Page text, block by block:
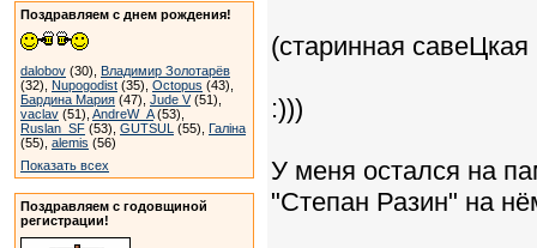
Поздравляем с днем рождения!
dalobov (30), Владимир Золотарёв
(32), Nupogodist (35), Octopus (43),
Бардина Мария (47), Jude V(51),
vaclav (51), AndreW_A(53),
Ruslan_SF (53), GUTSUL (55), Галіна
(55), alemis (56)
Показать всех
Поздравляем с годовщиной
регистрации!
(старинная савеЦкая
:)))
У меня остался на
"Степан Разин" на